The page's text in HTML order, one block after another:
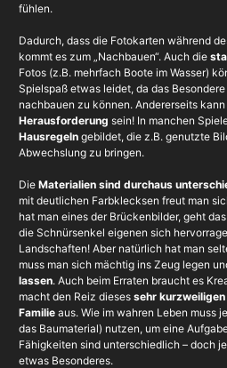
fühlen.
Dadurch, dass die Fotokarten während
kommt es zum „Nachbauen“. Auch die
Fotos (z.B. mehrfach Boote im Wasser)
Spielspaß etwas leidet, da das
nachbauen zu können. Andererseits
Herausforderung sein! In manchen
Hausregelngebildet, die z.B. genutzte
Abwechslung zu bringen.
Die Materialien sind durchaus
mit deutlichen Farbklecksen freut man
hat man eines der Brückenbilder, geht
die Schnürsenkel eigenen sich
Landschaften! Aber natürlich hat man
muss man sich mächtig ins Zeug legen
lassen. Auch beim Erraten braucht es
macht den Reiz diesessehr kurzweiligen
Familieaus. Wie im wahren Leben muss
das Baumaterial) nutzen, um eine
Fähigkeiten sind unterschiedlich – doch
etwas Besonderes.